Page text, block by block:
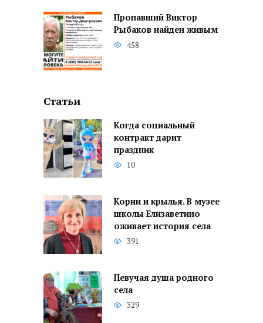
Пропавший Виктор
Рыбаков найден живым
458
Статьи
Когда социальный
контракт дарит
праздник
10
Корни и крылья. В музее
школы Елизаветино
оживает история села
391
Певучая душа родного
села
329